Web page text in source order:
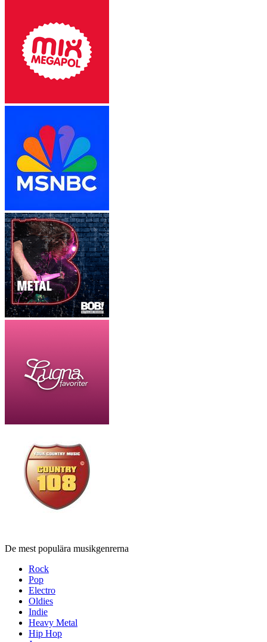
De mest populära musikgenrerna
Rock
Pop
Electro
Oldies
Indie
Heavy Metal
Hip Hop